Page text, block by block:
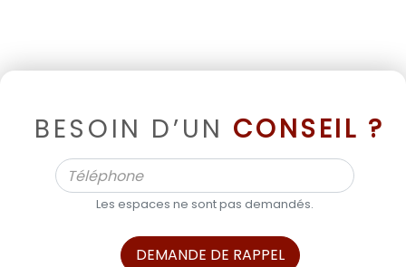
BESOIN D’UN CONSEIL ?
Les espaces ne sont pas demandés.
DEMANDE DE RAPPEL